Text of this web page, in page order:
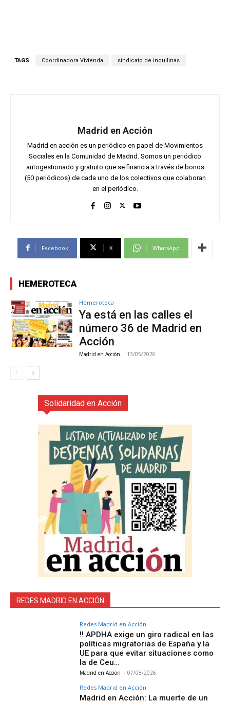
TAGS Coordinadora Vivienda sindicato de inquilinas
Madrid en Acción
Madrid en acción es un periódico en papel de Movimientos
Sociales en la Comunidad de Madrid. Somos un periódico
autogestionado y gratuito que se financia a través de bonos
(50 periódicos) de cada uno de los colectivos que colaboran
en el periódico.
Facebook X WhatsApp
HEMEROTECA
Hemeroteca
Ya está en las calles el
número 36 de Madrid en
Acción
Madrid en Acción - 13/05/2026
Solidaridad en Acción
REDES MADRID EN ACCIÓN
Redes Madrid en Acción
‼️ APDHA exige un giro radical en las
políticas migratorias de España y la
UE para que evitar situaciones como
la de Ceu…
Madrid en Accion - 07/08/2026
Redes Madrid en Acción
Madrid en Acción: La muerte de un